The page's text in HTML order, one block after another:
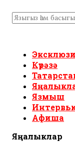
Күрәзә
Язмыш
Афиша
Яңалыклар